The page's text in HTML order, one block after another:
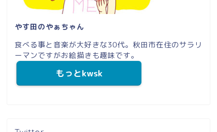
やす田のやぁちゃん
食べる事と音楽が大好きな30代。秋田市在住のサラリ
ーマンですがお絵描きも趣味です。
もっとkwsk